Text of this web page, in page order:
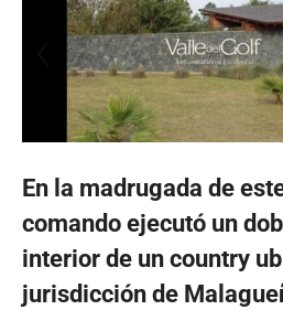
En la madrugada de
comando ejecutó un
interior de un country
jurisdicción de